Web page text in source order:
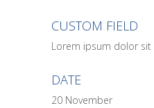
CUSTOM FIELD
Lorem ipsum dolor
DATE
20 November